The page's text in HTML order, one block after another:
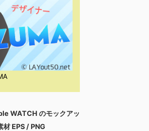
WATCH のモックアッ
材 EPS / PNG